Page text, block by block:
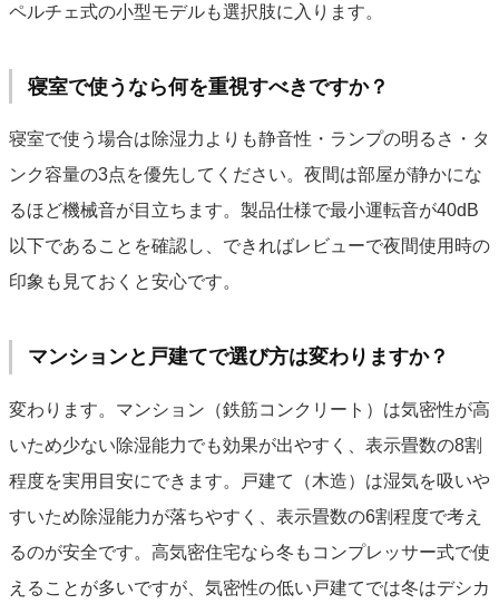
ペルチェ式の小型モデルも選択肢に入ります。
寝室で使うなら何を重視すべきですか？
寝室で使う場合は除湿力よりも静音性・ランプの明るさ・タ
ンク容量の3点を優先してください。夜間は部屋が静かにな
るほど機械音が目立ちます。製品仕様で最小運転音が40dB
以下であることを確認し、できればレビューで夜間使用時の
印象も見ておくと安心です。
マンションと戸建てで選び方は変わりますか？
変わります。マンション（鉄筋コンクリート）は気密性が高
いため少ない除湿能力でも効果が出やすく、表示畳数の8割
程度を実用目安にできます。戸建て（木造）は湿気を吸いや
すいため除湿能力が落ちやすく、表示畳数の6割程度で考え
るのが安全です。高気密住宅なら冬もコンプレッサー式で使
えることが多いですが、気密性の低い戸建てでは冬はデシカ